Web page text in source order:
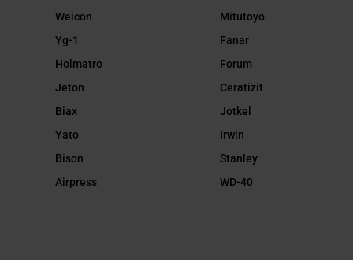
Weicon
Yg-1
Holmatro
Jeton
Biax
Yato
Bison
Airpress
Mitutoyo
Fanar
Forum
Ceratizit
Jotkel
Irwin
Stanley
WD-40